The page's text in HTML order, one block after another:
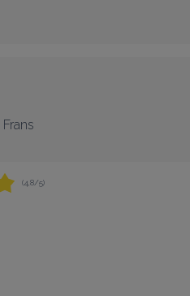
Frans
(4,8/5)